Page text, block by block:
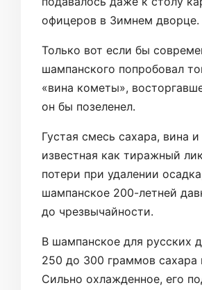
офицеров в Зимнем двор­це.
Только вот если бы
шампанского попробовал
«вина кометы»,
он бы позеленел.
Густая смесь сахара, вина
известная как тиражный
потери при удалении
шампанское 200-летней
до чрезвычайности.
В шампанское для русских
250 до 300 граммов сахара
Сильно охлажденное, его